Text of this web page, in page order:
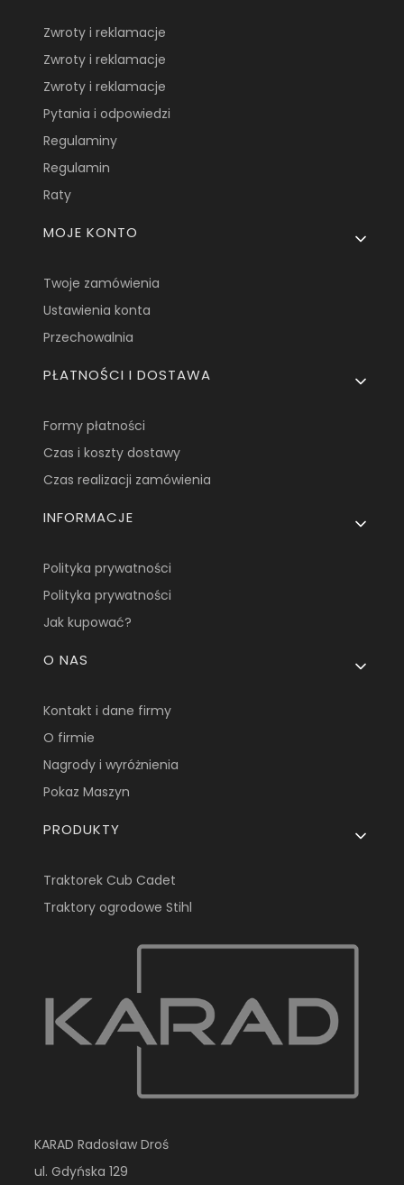
Zwroty i reklamacje
Zwroty i reklamacje
Zwroty i reklamacje
Pytania i odpowiedzi
Regulaminy
Regulamin
Raty
MOJE KONTO
Twoje zamówienia
Ustawienia konta
Przechowalnia
PŁATNOŚCI I DOSTAWA
Formy płatności
Czas i koszty dostawy
Czas realizacji zamówienia
INFORMACJE
Polityka prywatności
Polityka prywatności
Jak kupować?
O NAS
Kontakt i dane firmy
O firmie
Nagrody i wyróżnienia
Pokaz Maszyn
PRODUKTY
Traktorek Cub Cadet
Traktory ogrodowe Stihl
KARAD Radosław Droś
ul. Gdyńska 129